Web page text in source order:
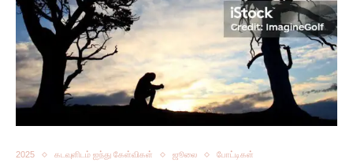
2025 கடவுளிடம் ஐந்து கேள்விகள் ஜூலை போட்டிகள்